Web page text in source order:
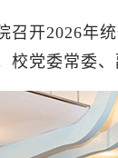
召开2026年
校党委常委、